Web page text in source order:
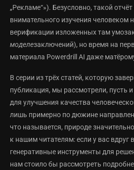
„Рекламе“»). Безусловно, такой
внимательного изучения человеком
верификации изложенных там
моделезаключений), но время на
материала Powerdrill AI даже
В серии из трёх статей, которую
публикация, мы рассмотрели, пусть
для улучшения качества
лишь примерно по дюжине
что называется, природе
к нашим читателям: если у вас вдруг
генеративные инструменты для
нам стоило бы рассмотреть